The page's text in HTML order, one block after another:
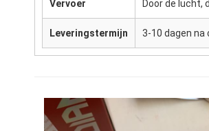
Vervoer Door de lucht,
Leveringstermijn 3-10 dagen